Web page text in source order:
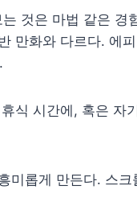
것은 마법 같은 경
만화와 다르다. 에
식 시간에, 혹은 자
미롭게 만든다. 스